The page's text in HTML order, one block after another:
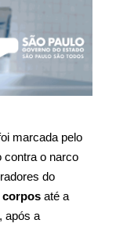
marcada pelo
contra o narco
do
corpos até a
após a